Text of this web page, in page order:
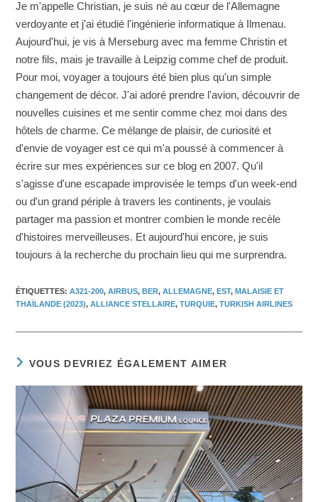
Je m'appelle Christian, je suis né au cœur de l'Allemagne
verdoyante et j'ai étudié l'ingénierie informatique à Ilmenau.
Aujourd'hui, je vis à Merseburg avec ma femme Christin et
notre fils, mais je travaille à Leipzig comme chef de produit.
Pour moi, voyager a toujours été bien plus qu'un simple
changement de décor. J'ai adoré prendre l'avion, découvrir de
nouvelles cuisines et me sentir comme chez moi dans des
hôtels de charme. Ce mélange de plaisir, de curiosité et
d'envie de voyager est ce qui m'a poussé à commencer à
écrire sur mes expériences sur ce blog en 2007. Qu'il
s'agisse d'une escapade improvisée le temps d'un week-end
ou d'un grand périple à travers les continents, je voulais
partager ma passion et montrer combien le monde recèle
d'histoires merveilleuses. Et aujourd'hui encore, je suis
toujours à la recherche du prochain lieu qui me surprendra.
ÉTIQUETTES:A321-200, AIRBUS, BER, ALLEMAGNE, EST, MALAISIE ET
THAÏLANDE (2023), ALLIANCE STELLAIRE, TURQUIE, TURKISH AIRLINES
VOUS DEVRIEZ ÉGALEMENT AIMER